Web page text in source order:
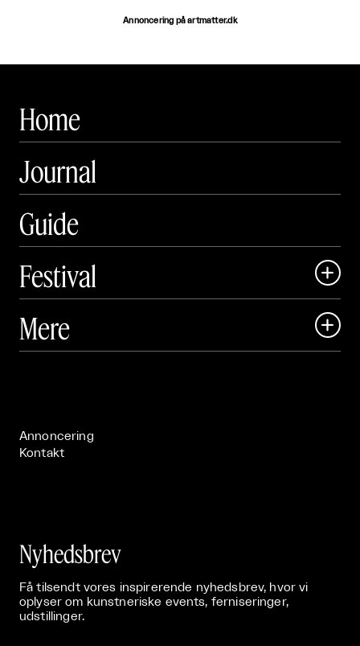
Annoncering på artmatter.dk
Home
Journal
Guide
Festival

 Art Matter Festival
Mere 
Annoncering
Kontakt
Nyhedsbrev
Få tilsendt vores inspirerende nyhedsbrev, hvor vi
oplyser om kunstneriske events, ferniseringer,
udstillinger.